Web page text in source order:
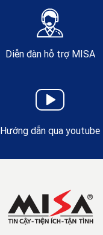
Diễn đàn hỗ trợ MISA
Hướng dẫn qua youtube